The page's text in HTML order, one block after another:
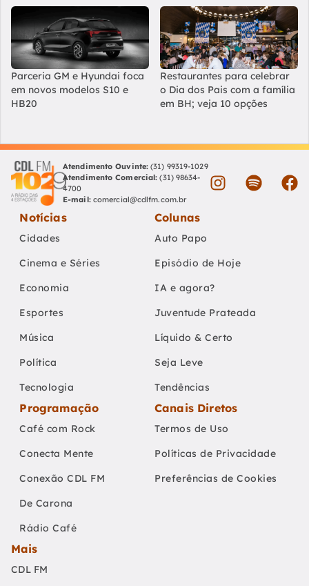
Parceria GM e Hyundai foca
em novos modelos S10 e
HB20
Restaurantes para celebrar
o Dia dos Pais com a família
em BH; veja 10 opções
Atendimento Ouvinte: (31) 99319-1029
Atendimento Comercial: (31) 98634-
4700
E-mail: comercial@cdlfm.com.br
Notícias
Cidades
Cinema e Séries
Economia
Esportes
Música
Política
Tecnologia
Colunas
Auto Papo
Episódio de Hoje
IA e agora?
Juventude Prateada
Líquido & Certo
Seja Leve
Tendências
Programação
Café com Rock
Conecta Mente
Conexão CDL FM
De Carona
Rádio Café
Canais Diretos
Termos de Uso
Políticas de Privacidade
Preferências de Cookies
Mais
CDL FM